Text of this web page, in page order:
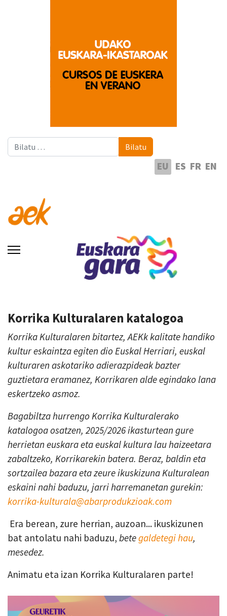
Bilatu Bilatu
EU ES FR EN
Korrika Kulturalaren katalogoa
Korrika Kulturalaren bitartez, AEKk kalitate handiko
kultur eskaintza egiten dio Euskal Herriari, euskal
kulturaren askotariko adierazpideak bazter
guztietara eramanez, Korrikaren alde egindako lana
eskertzeko asmoz.
Bagabiltza hurrengo Korrika Kulturalerako
katalogoa osatzen, 2025/2026 ikasturtean gure
herrietan euskara eta euskal kultura lau haizeetara
zabaltzeko, Korrikarekin batera. Beraz, baldin eta
sortzailea bazara eta zeure ikuskizuna Kulturalean
eskaini nahi baduzu, jarri harremanetan gurekin:
korrika-kulturala@abarprodukzioak.com
Era berean, zure herrian, auzoan... ikuskizunen
bat antolatu nahi baduzu, betegaldetegi hau,
mesedez.
Animatu eta izan Korrika Kulturalaren parte!